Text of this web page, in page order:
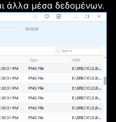
άλλα μέσα δεδομένων.